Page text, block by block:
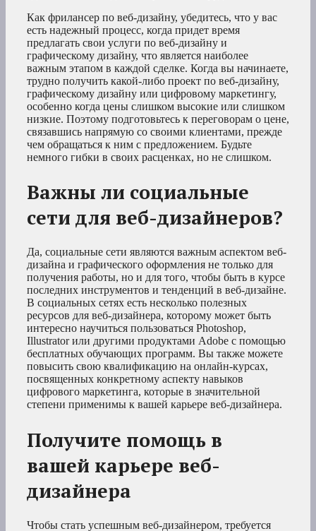
Как фрилансер по веб-дизайну, убедитесь, что у вас
есть надежный процесс, когда придет время
предлагать свои услуги по веб-дизайну и
графическому дизайну, что является наиболее
важным этапом в каждой сделке. Когда вы начинаете,
трудно получить какой-либо проект по веб-дизайну,
графическому дизайну или цифровому маркетингу,
особенно когда цены слишком высокие или слишком
низкие. Поэтому подготовьтесь к переговорам о цене,
связавшись напрямую со своими клиентами, прежде
чем обращаться к ним с предложением. Будьте
немного гибки в своих расценках, но не слишком.
Важны ли социальные
сети для веб-дизайнеров?
Да, социальные сети являются важным аспектом веб-
дизайна и графического оформления не только для
получения работы, но и для того, чтобы быть в курсе
последних инструментов и тенденций в веб-дизайне.
В социальных сетях есть несколько полезных
ресурсов для веб-дизайнера, которому может быть
интересно научиться пользоваться Photoshop,
Illustrator или другими продуктами Adobe с помощью
бесплатных обучающих программ. Вы также можете
повысить свою квалификацию на онлайн-курсах,
посвященных конкретному аспекту навыков
цифрового маркетинга, которые в значительной
степени применимы к вашей карьере веб-дизайнера.
Получите помощь в
вашей карьере веб-
дизайнера
Чтобы стать успешным веб-дизайнером, требуется